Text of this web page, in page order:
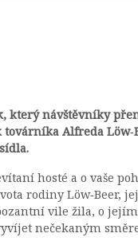
návštěvníky
Alfreda
hosté a o vaše
rodiny Löw‑Beer,
vile žila, o
nečekaným